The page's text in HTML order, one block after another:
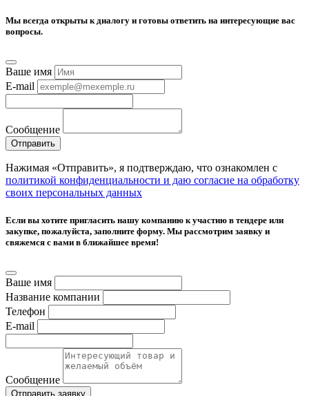
Мы всегда открыты к диалогу и готовы ответить на интересующие вас
вопросы.
Ваше имя
E-mail
Сообщение
Отправить
Нажимая «Отправить», я подтверждаю, что ознакомлен с
политикой конфиденциальности и даю согласие на обработку
своих персональных данных
Если вы хотите пригласить нашу компанию к участию в тендере или
закупке, пожалуйста, заполните форму. Мы рассмотрим заявку и
свяжемся с вами в ближайшее время!
Ваше имя
Название компании
Телефон
E-mail
Сообщение
Отправить заявку